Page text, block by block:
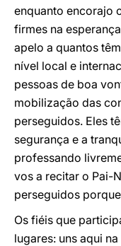
enquanto encorajo
firmes na
apelo a quantos
nível local e
pessoas de boa
mobilização das
perseguidos. Eles
segurança e a
professando
vos a recitar o Pai-
perseguidos
Os fiéis que
lugares: uns aqui